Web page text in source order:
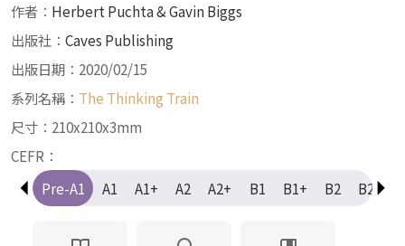
作者： Herbert Puchta & Gavin Biggs
出版社： Caves Publishing
出版日期：2020/02/15
系列名稱： The Thinking Train
尺寸：210x210x3mm
CEFR：
Pre-A1
A1 A1+ A2 A2+ B1 B1+ B2 B2+